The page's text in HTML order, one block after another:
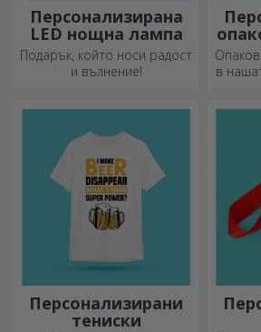
Персонализирана
LED нощна лампа
Подарък, който носи радост
и вълнение!
в
Персонализирани
тениски